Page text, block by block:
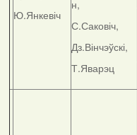
Ю.Янкевіч
н,
С.Саковіч,
Дз.Вінчэўскі,
Т.Яварэц